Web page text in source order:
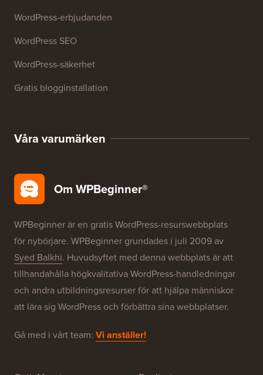
Resurser
WordPress-kurser
WordPress-ordlista
WordPress produktrecensioner
WordPress SEO
Gratis blogginstallation
Våra varumärken
Om WPBeginner®
för nybörjare. WPBeginner grundades i juli 2009 av